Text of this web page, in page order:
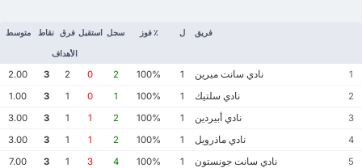
فريق ل ٪ فوز سجل استقبل فرق
الأهداف
نقاط متوسط
1 نادي سانت ميرين 1
100%
2
0
2
3
2.00
2
نادي سلتيك 1
100%
1
0
1
3
1.00
3
نادي أبيردين 1
100%
2
1
1
3
3.00
4
نادي ماذرويل 1
100%
2
1
1
3
3.00
5
نادي سانت جونستون 1
100%
4
3
1
3
7.00